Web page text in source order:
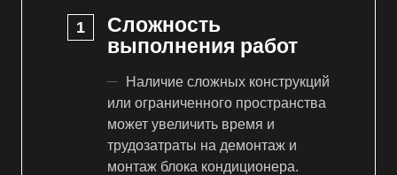
Сложность
выполнения работ
Наличие сложных конструкций
или ограниченного пространства
может увеличить время и
трудозатраты на демонтаж и
монтаж блока кондиционера.